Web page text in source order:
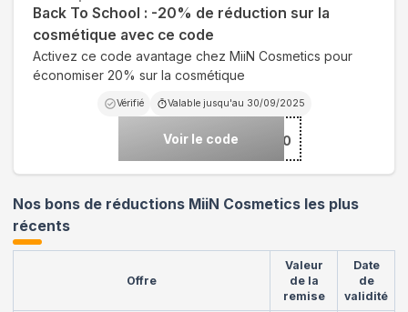
Back To School : -20% de réduction sur la
cosmétique avec ce code
Activez ce code avantage chez MiiN Cosmetics pour
économiser 20% sur la cosmétique
Vérifié Valable jusqu'au 30/09/2025
Voir le code***TINE20
Nos bons de réductions MiiN Cosmetics les plus
récents
Offre
Valeur
de la
remise
Date
de
validité